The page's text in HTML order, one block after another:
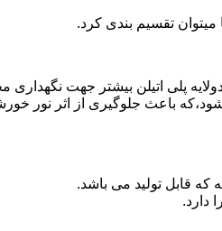
تقسیم بندی کرد.
پلی اتیلن بیشتر جهت نگهداری
باعث جلوگیری از اثر نور
دارد.